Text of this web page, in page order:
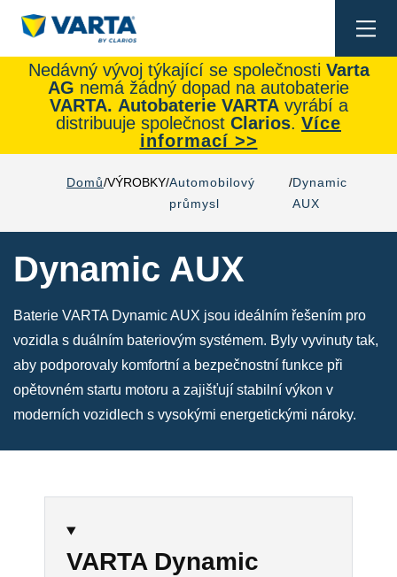
Nedávný vývoj týkající se společnosti Varta
AG nemá žádný dopad na autobaterie
VARTA. Autobaterie VARTAvyrábí a
distribuuje společnost Clarios. Více
informací >>
Domů VÝROBKY Automobilový
průmysl
Dynamic
AUX
Dynamic AUX
Baterie VARTA Dynamic AUX jsou ideálním řešením pro
vozidla s duálním bateriovým systémem. Byly vyvinuty tak,
aby podporovaly komfortní a bezpečnostní funkce při
opětovném startu motoru a zajišťují stabilní výkon v
moderních vozidlech s vysokými energetickými nároky.
VARTA Dynamic